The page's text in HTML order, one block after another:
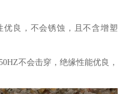
优良，不会锈蚀，且不含增塑
不会击穿，绝缘性能优良，